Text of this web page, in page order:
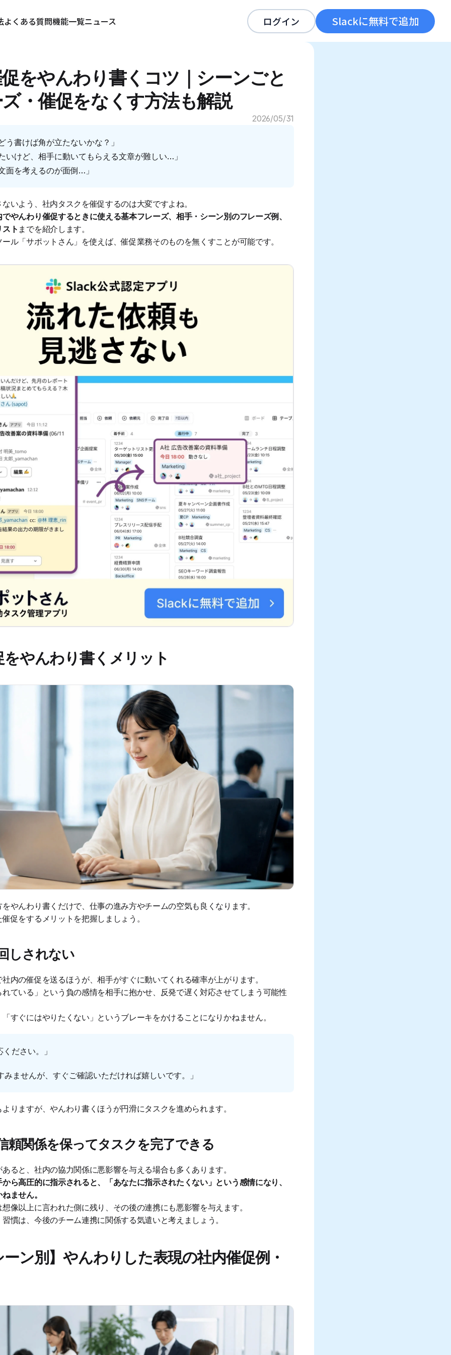
よくある質問機能一覧ニュース ログイン Slackに無料で追加
をやんわり書くコツ｜シーンごと
・催促をなくす方法も解説
2026/05/31
う書けば角が立たないかな？」
いけど、相手に動いてもらえる文章が難しい…」
面を考えるのが面倒…」
いよう、社内タスクを催促するのは大変ですよね。
でやんわり催促するときに使える基本フレーズ、相手・シーン別のフレーズ例、
ト までを紹介します。
ル「サポットさん」を使えば、催促業務そのものを無くすことが可能です。
をやんわり書くメリット
やんわり書くだけで、仕事の進み方やチームの空気も良くなります。
促をするメリットを把握しましょう。
しされない
内の催促を送るほうが、相手がすぐに動いてくれる確率が上がります。
ている」という負の感情を相手に抱かせ、反発で遅く対応させてしまう可能性
すぐにはやりたくない」というブレーキをかけることになりかねません。
ださい。」
みませんが、すぐご確認いただければ嬉しいです。」
りますが、やんわり書くほうが円滑にタスクを進められます。
頼関係を保ってタスクを完了できる
ると、社内の協力関係に悪影響を与える場合も多くあります。
ら高圧的に指示されると、「あなたに指示されたくない」という感情になり、
ません。
像以上に言われた側に残り、その後の連携にも悪影響を与えます。
慣は、今後のチーム連携に関係する気遣いと考えましょう。
ン別】やんわりした表現の社内催促例・